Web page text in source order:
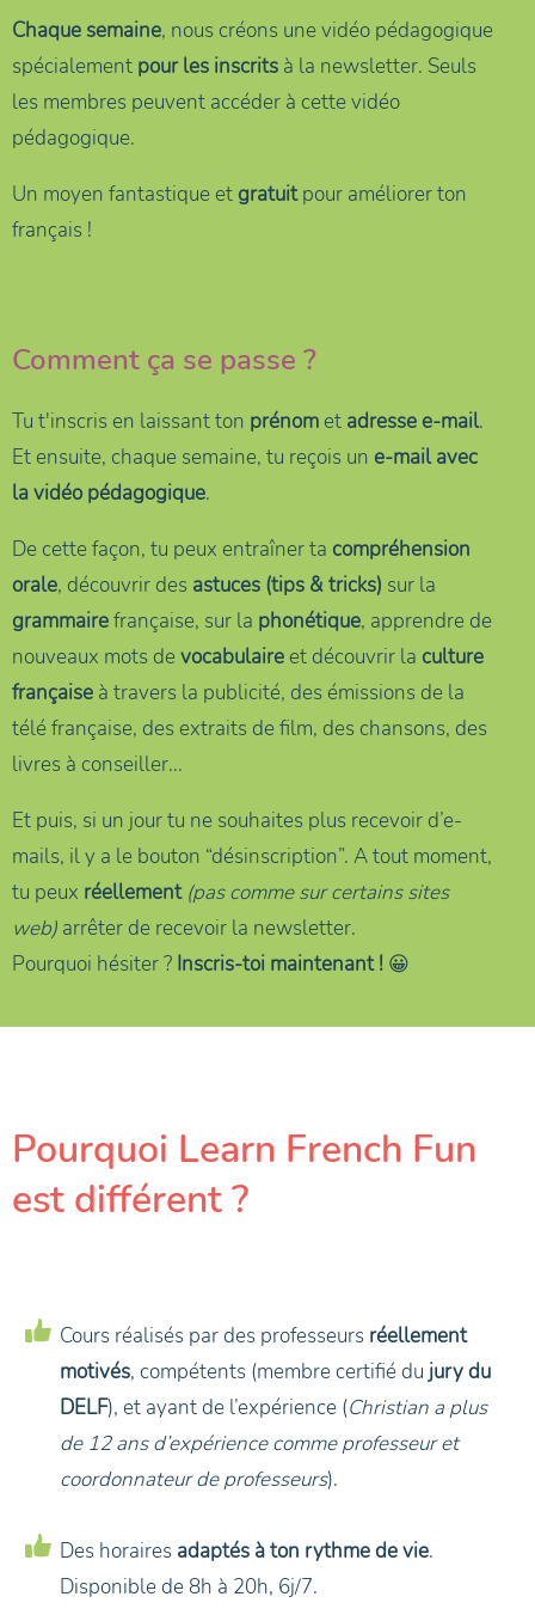
Chaque semaine, nous créons une vidéo pédagogique
spécialement pour les inscrits à la newsletter. Seuls
les membres peuvent accéder à cette vidéo
pédagogique.
Un moyen fantastique et gratuitpour améliorer ton
français !
Comment ça se passe ?
Tu t'inscris en laissant ton prénom et adresse e-mail.
Et ensuite, chaque semaine, tu reçois un e-mail avec
la vidéo pédagogique.
De cette façon, tu peux entraîner ta compréhension
orale, découvrir des astuces (tips & tricks) sur la
grammairefrançaise, sur la phonétique, apprendre de
nouveaux mots de vocabulaire et découvrir la culture
française à travers la publicité, des émissions de la
télé française, des extraits de film, des chansons, des
livres à conseiller...
Et puis, si un jour tu ne souhaites plus recevoir d’e-
mails, il y a le bouton “désinscription”. A tout moment,
tu peux réellement (pas comme sur certains sites
web) arrêter de recevoir la newsletter.
Pourquoi hésiter ? Inscris-toi maintenant ! 😀
Pourquoi Learn French Fun
est différent ?
Cours réalisés par des professeurs réellement
motivés, compétents (membre certifié du jury du
DELF), et ayant de l’expérience (Christian a plus
de 12 ans d’expérience comme professeur et
coordonnateur de professeurs).
Des horaires adaptés à ton rythme de vie.
Disponible de 8h à 20h, 6j/7.